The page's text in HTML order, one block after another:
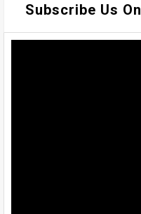
Subscribe Us